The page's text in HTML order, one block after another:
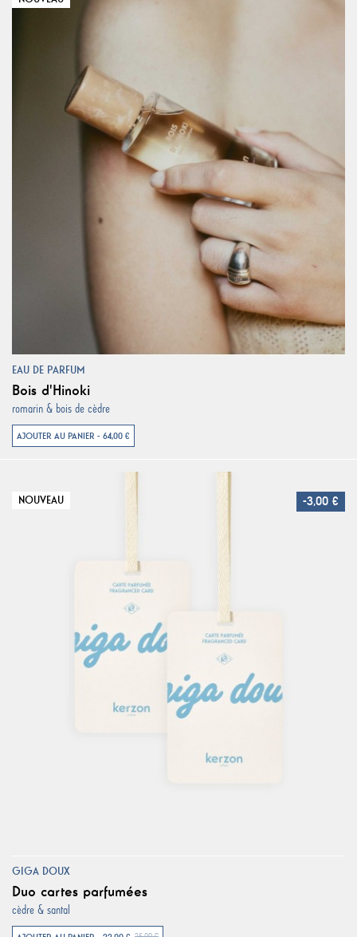
EAU DE PARFUM
Bois d'Hinoki
romarin & bois de cèdre
AJOUTER AU PANIER - 64,00 €
-3,00 €
NOUVEAU
GIGA DOUX
Duo cartes parfumées
cèdre & santal